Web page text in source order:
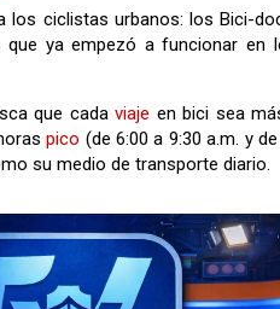
los ciclistas urbanos: los Bici-
ya empezó a funcionar
que cadaviaje en bici sea
pico (de 6:00 a 9:30 a.m. y
su medio de transporte diario.